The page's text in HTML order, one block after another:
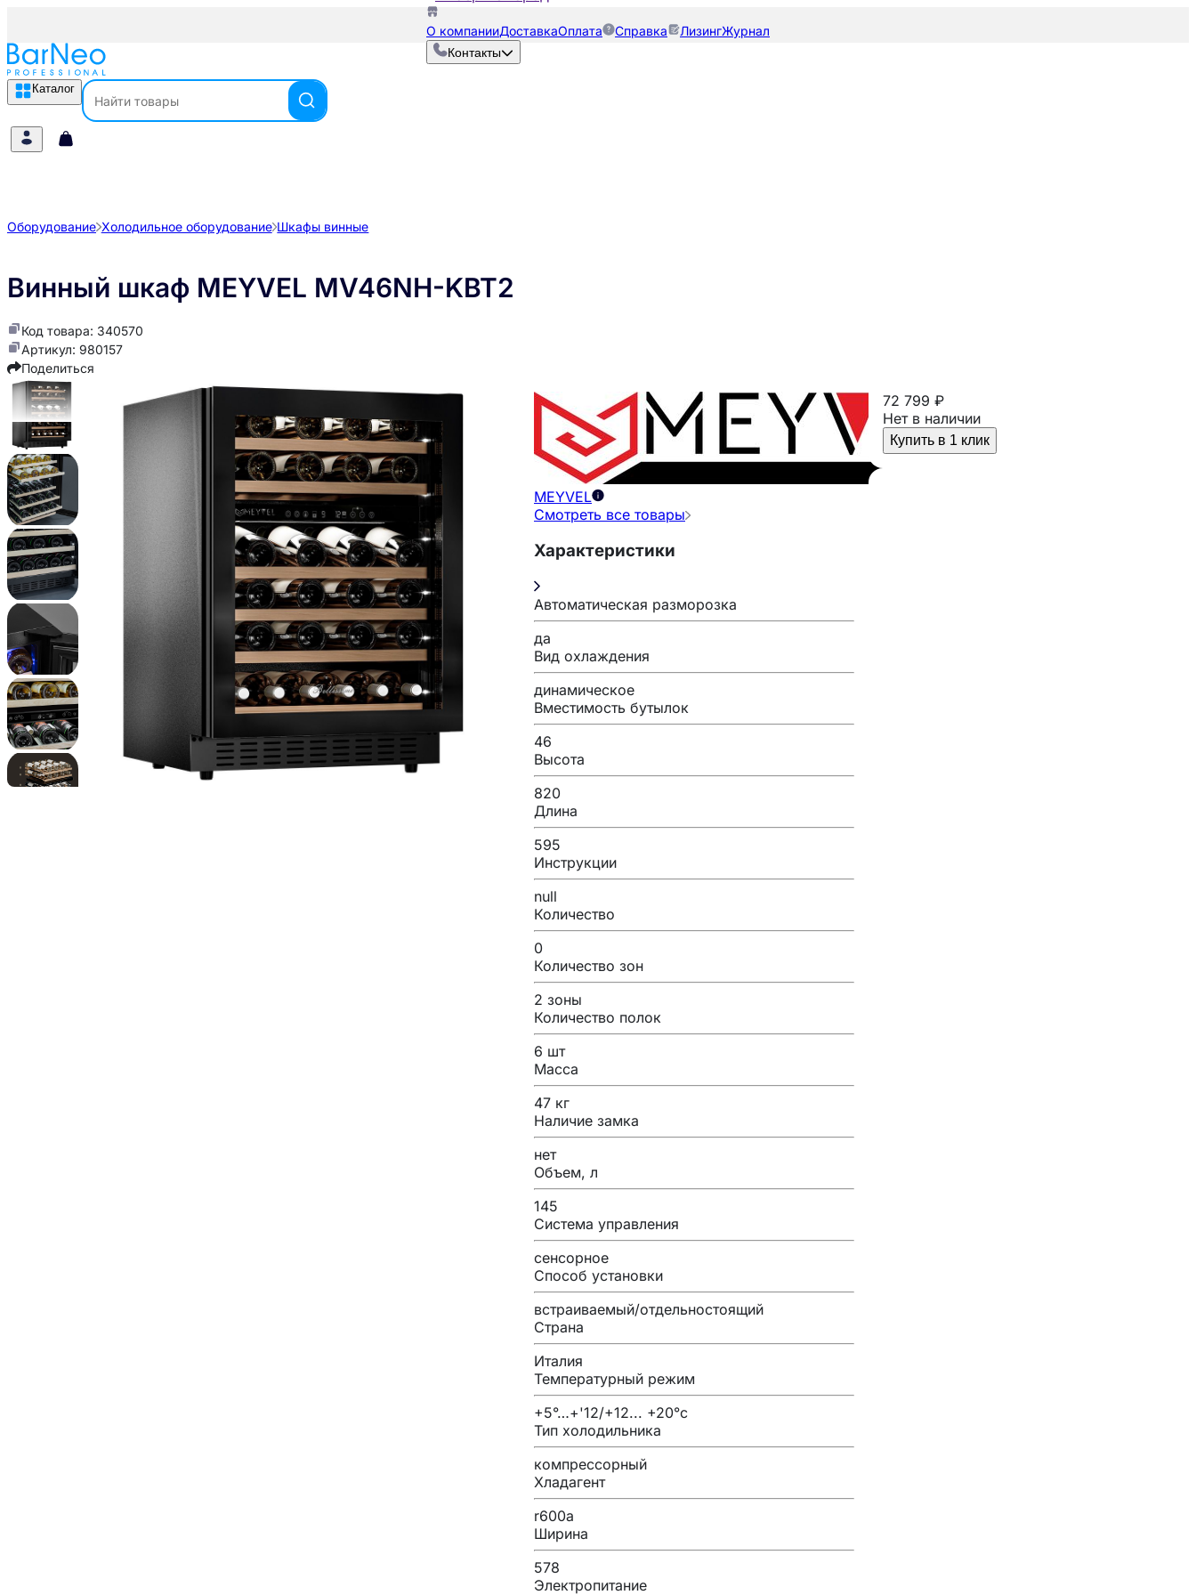
О компанииДоставкаОплата Справка ЛизингЖурнал
Контакты
Каталог
Оборудование Холодильное оборудование Шкафы винные
Винный шкаф MEYVEL MV46NH-KBT2
Код товара: 340570
Артикул: 980157
Поделиться
MEYVEL
Смотреть все товары
Характеристики
Автоматическая разморозка
да
Вид охлаждения
динамическое
Вместимость бутылок
46
Высота
820
Длина
595
Инструкции
null
Количество
0
Количество зон
2 зоны
Количество полок
6 шт
Масса
47 кг
Наличие замка
нет
Объем, л
145
Система управления
сенсорное
Способ установки
встраиваемый/отдельностоящий
Страна
Италия
Температурный режим
+5°…+'12/+12... +20°c
Тип холодильника
компрессорный
Хладагент
r600a
Ширина
578
Электропитание
72 799 ₽
Нет в наличии
Купить в 1 клик